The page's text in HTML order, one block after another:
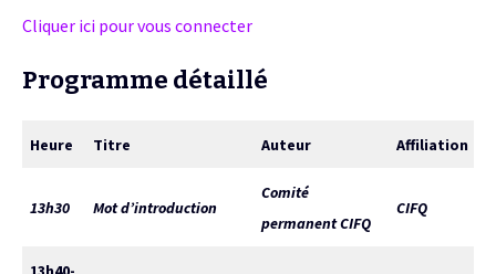
Cliquer ici pour vous connecter
Programme détaillé
Heure Titre Auteur Affiliation
13h30 Mot d’introduction
Comité
permanent CIFQ
CIFQ